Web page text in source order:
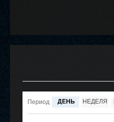
Период ДЕНЬ НЕДЕЛЯ